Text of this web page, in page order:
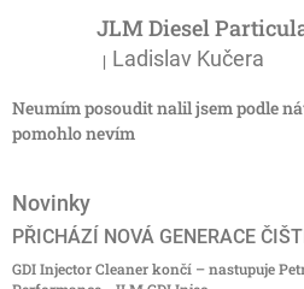
Hodnocení produktu je 3 z
| Ladislav Kučera
Neumím posoudit nalil jsem podle
pomohlo nevím
Novinky
PŘICHÁZÍ NOVÁ GENERACE
GDI Injector Cleaner končí – nastupuje